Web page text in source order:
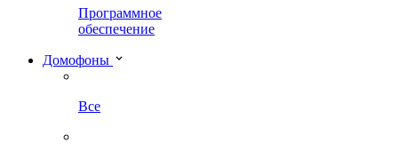
Программное
обеспечение
Домофоны
Все